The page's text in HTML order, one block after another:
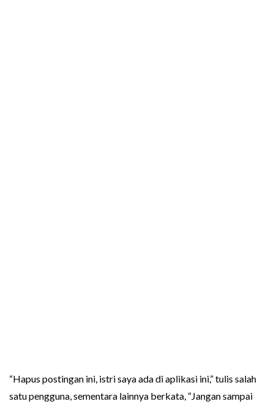
“Hapus postingan ini, istri saya ada di aplikasi ini,” tulis salah
satu pengguna, sementara lainnya berkata, “Jangan sampai